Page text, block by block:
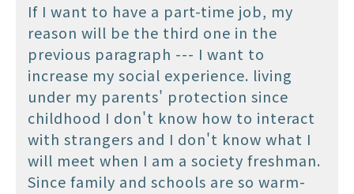
If I want to have a part-time job, my
reason will be the third one in the
previous paragraph --- I want to
increase my social experience. living
under my parents' protection since
childhood I don't know how to interact
with strangers and I don't know what I
will meet when I am a society freshman.
Since family and schools are so warm-